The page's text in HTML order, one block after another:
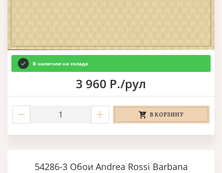
В наличии на складе
3 960 Р./рул
В КОРЗИНУ
54286-3 Обои Andrea Rossi Barbana